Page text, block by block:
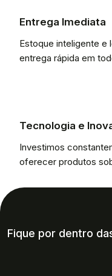
Entrega Imediata
Estoque inteligente e
entrega rápida em
Tecnologia e
Investimos
oferecer produtos
Fique por dentro